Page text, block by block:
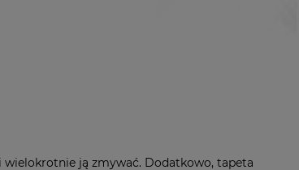
ją zmywać. Dodatkowo, tapeta